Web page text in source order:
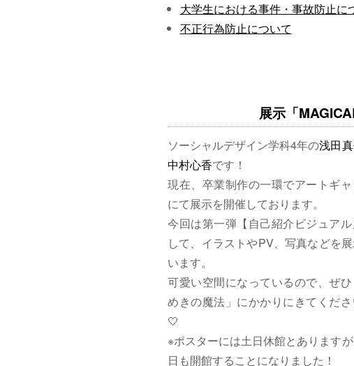
大学生における事件・事故防止に
不正行為防止について
展示「
ソーシャルデザイン学科4年の浅田
中村心香です！
現在、卒業制作の一環でアートギ
にて展示を開催しております。
今回は第一弾【自己紹介ビジュアル
して、イラストやPV、写真などを
います。
可愛い空間になっているので、ぜひ
めきの魔法」にかかりにきてくだ
🤍
※ポスターには土日休館とあります
日も開館することになりました！